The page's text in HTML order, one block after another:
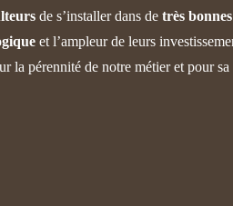
de s’installer dans de très
et l’ampleur de leurs
la pérennité de notre métier et pour